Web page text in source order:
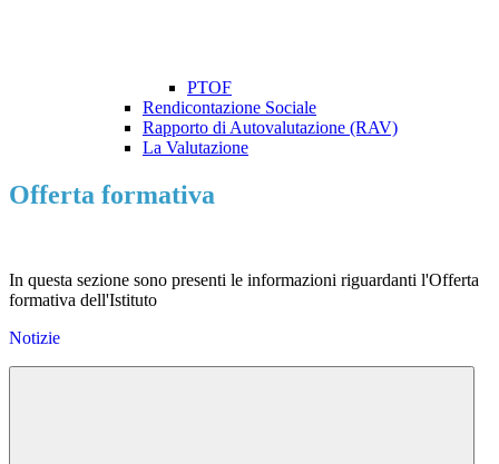
PTOF
Rendicontazione Sociale
Rapporto di Autovalutazione (RAV)
La Valutazione
Offerta formativa
In questa sezione sono presenti le informazioni riguardanti l'Offerta
formativa dell'Istituto
Notizie